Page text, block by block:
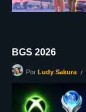
BGS 2026
Por Ludy Sakura